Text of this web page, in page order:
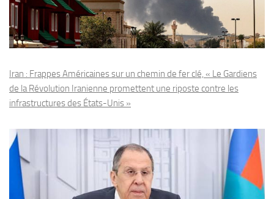
Iran : Frappes Américaines sur un chemin de fer clé, « Le Gardiens
de la Révolution Iranienne promettent une riposte contre les
infrastructures des États-Unis »